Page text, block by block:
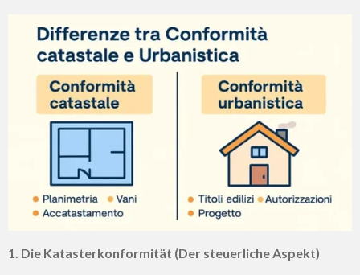
1. Die Katasterkonformität (Der steuerliche Aspekt)